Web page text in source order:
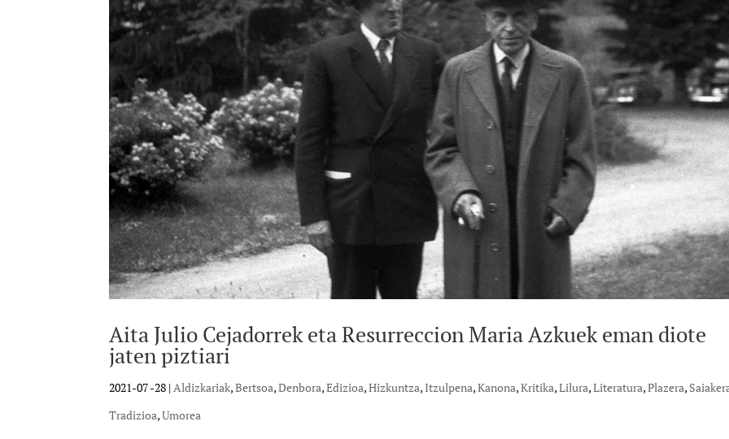
Aita Julio Cejadorrek eta Resurreccion Maria Azkuek eman diote
jaten piztiari
2021-07 -28 | Aldizkariak,Bertsoa,Denbora,Edizioa,Hizkuntza,Itzulpena,Kanona,Kritika,Lilura,Literatura,Plazera,
Tradizioa,Umorea